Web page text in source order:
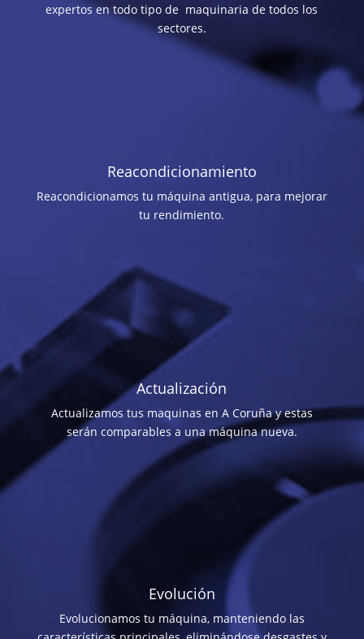
expertos en todo tipo de maquinaria de todos los
sectores.
Reacondicionamiento
Reacondicionamos tu máquina antigua, para mejorar
tu rendimiento.
Actualización
Actualizamos tus maquinas en A Coruña y estas
serán comparables a una máquina nueva.
Evolución
Evolucionamos tu máquina, manteniendo las